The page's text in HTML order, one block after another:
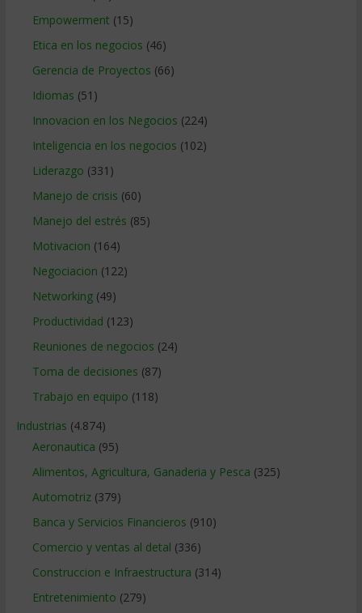
Empowerment (15)
Etica en los negocios (46)
Gerencia de Proyectos (66)
Idiomas (51)
Innovacion en los Negocios (224)
Inteligencia en los negocios (102)
Liderazgo (331)
Manejo de crisis (60)
Manejo del estrés (85)
Motivacion (164)
Negociacion (122)
Networking(49)
Productividad (123)
Reuniones de negocios (24)
Toma de decisiones (87)
Trabajo en equipo (118)
Industrias (4.874)
Aeronautica (95)
Alimentos, Agricultura, Ganaderia y Pesca (325)
Automotriz(379)
Banca y Servicios Financieros (910)
Comercio y ventas al detal (336)
Construccion e Infraestructura (314)
Entretenimiento (279)